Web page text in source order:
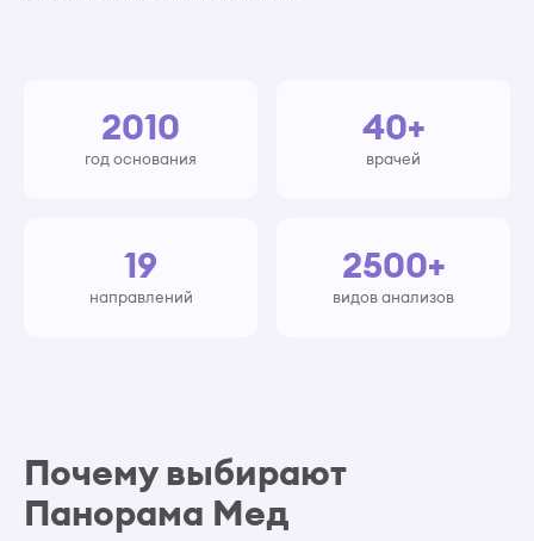
2010
год основания
40+
врачей
19
направлений
2500+
видов анализов
Почему выбирают
Панорама Мед